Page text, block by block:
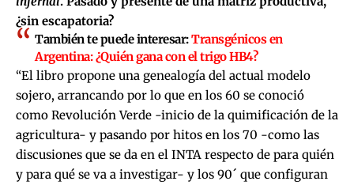
¿sin escapatoria?
También te puede interesar:Transgénicos en
Argentina: ¿Quién gana con el trigo HB4?
“El libro propone una genealogía del actual modelo
sojero, arrancando por lo que en los 60 se conoció
como Revolución Verde -inicio de la quimificación de la
agricultura- y pasando por hitos en los 70 -como las
discusiones que se da en el INTA respecto de para quién
y para qué se va a investigar- y los 90´ que configuran